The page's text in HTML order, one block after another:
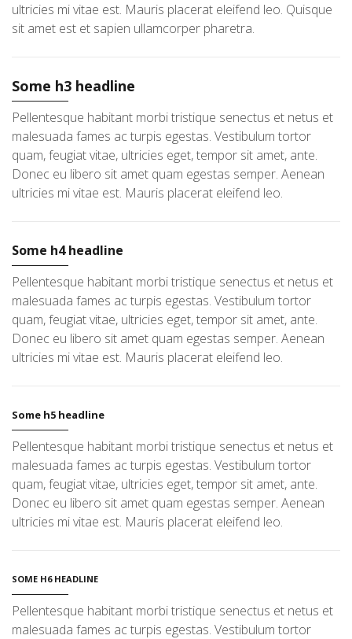
ultricies mi vitae est. Mauris placerat eleifend leo. Quisque
sit amet est et sapien ullamcorper pharetra.
Some h3 headline
Pellentesque habitant morbi tristique senectus et netus et
malesuada fames ac turpis egestas. Vestibulum tortor
quam, feugiat vitae, ultricies eget, tempor sit amet, ante.
Donec eu libero sit amet quam egestas semper. Aenean
ultricies mi vitae est. Mauris placerat eleifend leo.
Some h4 headline
Pellentesque habitant morbi tristique senectus et netus et
malesuada fames ac turpis egestas. Vestibulum tortor
quam, feugiat vitae, ultricies eget, tempor sit amet, ante.
Donec eu libero sit amet quam egestas semper. Aenean
ultricies mi vitae est. Mauris placerat eleifend leo.
Some h5 headline
Pellentesque habitant morbi tristique senectus et netus et
malesuada fames ac turpis egestas. Vestibulum tortor
quam, feugiat vitae, ultricies eget, tempor sit amet, ante.
Donec eu libero sit amet quam egestas semper. Aenean
ultricies mi vitae est. Mauris placerat eleifend leo.
SOME H6 HEADLINE
Pellentesque habitant morbi tristique senectus et netus et
malesuada fames ac turpis egestas. Vestibulum tortor